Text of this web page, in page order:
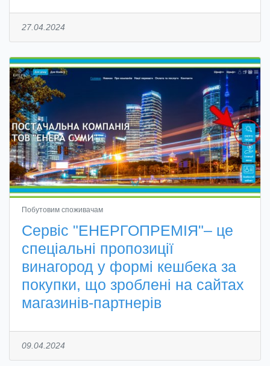
27.04.2024
Побутовим споживачам
Сервіс "ЕНЕРГОПРЕМІЯ"– це
спеціальні пропозиції
винагород у формі кешбека за
покупки, що зроблені на сайтах
магазинів-партнерів
09.04.2024